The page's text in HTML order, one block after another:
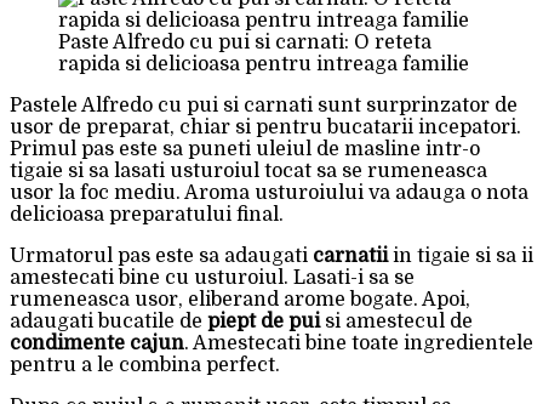
Paste Alfredo cu pui si carnati: O reteta
rapida si delicioasa pentru intreaga familie
Pastele Alfredo cu pui si carnati sunt surprinzator de
usor de preparat, chiar si pentru bucatarii incepatori.
Primul pas este sa puneti uleiul de masline intr-o
tigaie si sa lasati usturoiul tocat sa se rumeneasca
usor la foc mediu. Aroma usturoiului va adauga o nota
delicioasa preparatului final.
Urmatorul pas este sa adaugati carnatiiin tigaie si sa ii
amestecati bine cu usturoiul. Lasati-i sa se
rumeneasca usor, eliberand arome bogate. Apoi,
adaugati bucatile de piept de puisi amestecul de
condimente cajun. Amestecati bine toate ingredientele
pentru a le combina perfect.